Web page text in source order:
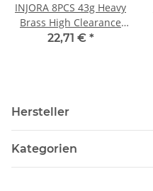
INJORA 8PCS 43g Heavy
Brass High Clearance
Chassis 4 Links Set for
22,71 € *
Hersteller
Kategorien